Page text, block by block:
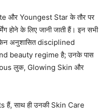
और Youngest Star के तौर पर
होने के लिए जानी जाती हैं। इन सभी
अनुशासित disciplined
beauty regime है; उनके पास
लुक, Glowing Skin और
हैं, साथ ही उनकी Skin Care